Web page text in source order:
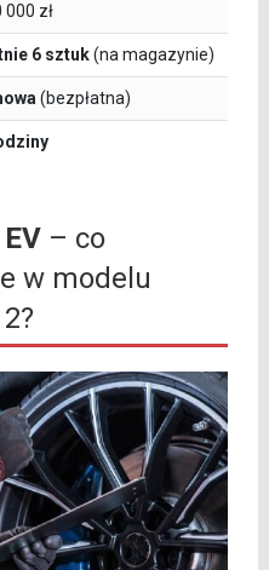
000 zł
6 sztuk(na magazynie)
(bezpłatna)
– co
w modelu